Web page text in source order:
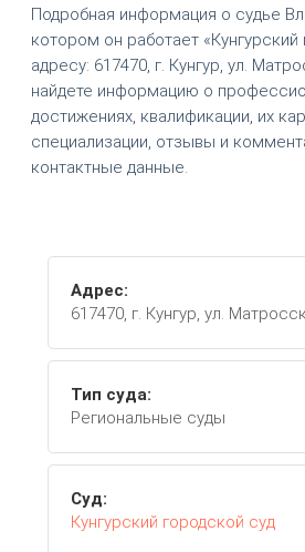
Подробная информация о судье
котором он работает «Кунгурский
адресу: 617470, г. Кунгур, ул.
найдете информацию о
достижениях, квалификации, их
специализации, отзывы и
контактные данные.
Адрес:
617470, г. Кунгур, ул.
Тип суда:
Региональные суды
Суд:
Кунгурский городской суд